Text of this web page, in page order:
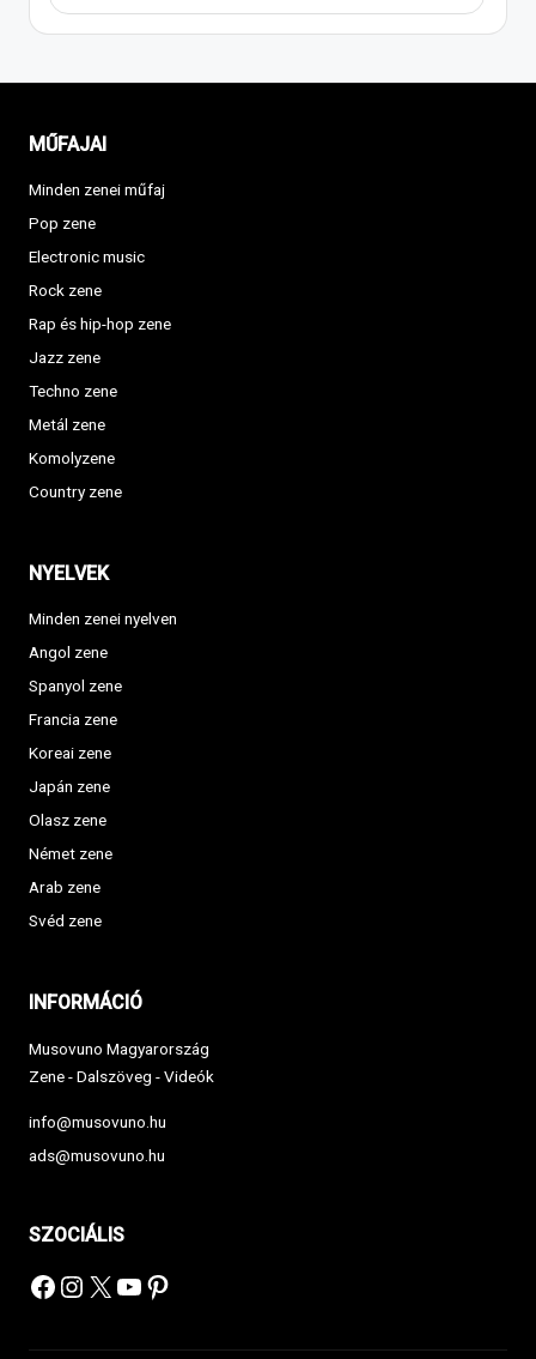
MŰFAJAI
Minden zenei műfaj
Pop zene
Electronic music
Rock zene
Rap és hip-hop zene
Jazz zene
Techno zene
Metál zene
Komolyzene
Country zene
NYELVEK
Minden zenei nyelven
Angol zene
Spanyol zene
Francia zene
Koreai zene
Japán zene
Olasz zene
Német zene
Arab zene
Svéd zene
INFORMÁCIÓ
Musovuno Magyarország
Zene - Dalszöveg - Videók
info@musovuno.hu
ads@musovuno.hu
SZOCIÁLIS
Facebook
Instagram
X YouTube
Pinterest